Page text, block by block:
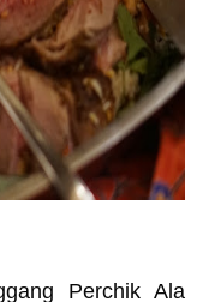
Perchik Ala